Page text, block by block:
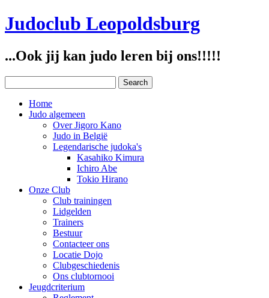
Judoclub Leopoldsburg
...Ook jij kan judo leren bij ons!!!!!
Home
Judo algemeen
Over Jigoro Kano
Judo in België
Legendarische judoka's
Kasahiko Kimura
Ichiro Abe
Tokio Hirano
Onze Club
Club trainingen
Lidgelden
Trainers
Bestuur
Contacteer ons
Locatie Dojo
Clubgeschiedenis
Ons clubtornooi
Jeugdcriterium